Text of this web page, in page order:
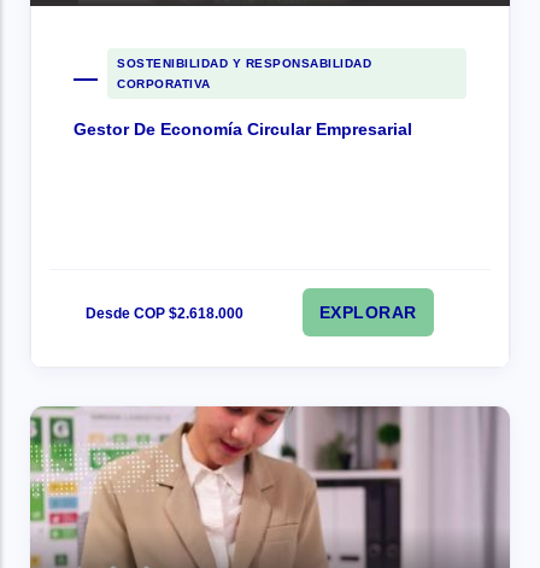
SOSTENIBILIDAD Y RESPONSABILIDAD
CORPORATIVA
Gestor De Economía Circular Empresarial
Desde COP $2.618.000 EXPLORAR